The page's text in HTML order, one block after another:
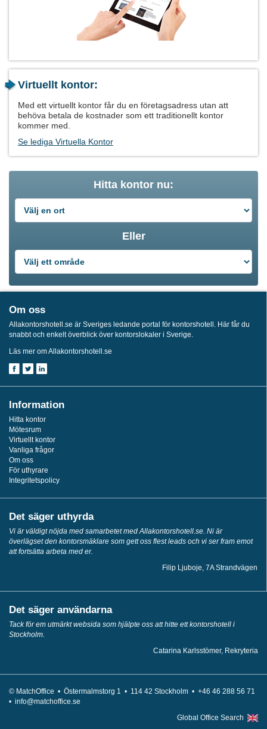
Virtuellt kontor:
Med ett virtuellt kontor får du en företagsadress utan att
behöva betala de kostnader som ett traditionellt kontor
kommer med.
Se lediga Virtuella Kontor
Hitta kontor nu:
Eller
Om oss
Allakontorshotell.se är Sveriges ledande portal för kontorshotell. Här får du
snabbt och enkelt överblick över kontorslokaler i Sverige.
Läs mer om Allakontorshotell.se
Information
Hitta kontor
Mötesrum
Virtuellt kontor
Vanliga frågor
Om oss
För uthyrare
Integritetspolicy
Det säger uthyrda
Vi är väldigt nöjda med samarbetet med Allakontorshotell.se. Ni är
överlägset den kontorsmäklare som gett oss flest leads och vi ser fram emot
att fortsätta arbeta med er.
Filip Ljuboje, 7A Strandvägen
Det säger användarna
Tack för em utmärkt websida som hjälpte oss att hitte ett kontorshotell i
Stockholm.
Catarina Karlsstömer, Rekryteria
© MatchOffice • Östermalmstorg 1 • 114 42 Stockholm • +46 46 288 56 71
• info@matchoffice.se
Global Office Search